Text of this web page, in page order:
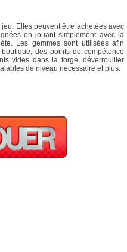
Elles peuvent être achetées avec
en jouant simplement avec la
Les gemmes sont utilisées afin
des points de compétence
vides dans la forge, déverrouiller
de niveau nécessaire et plus.